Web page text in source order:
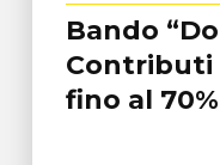
Bando
Contributi
fino al 70%